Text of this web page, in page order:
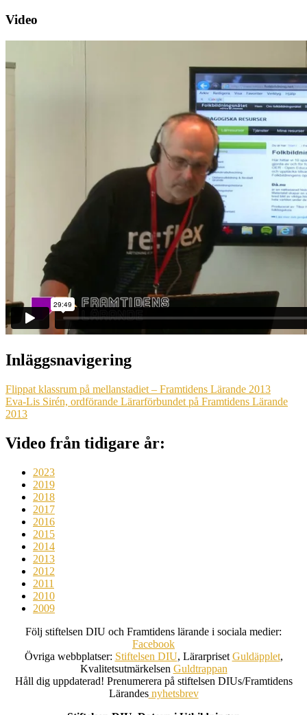
Video
Inläggsnavigering
Flippat klassrum på mellanstadiet – Framtidens Lärande 2013
Eva-Lis Sirén, ordförande Lärarförbundet på Framtidens Lärande
2013
Video från tidigare år:
2023
2019
2018
2017
2016
2015
2014
2013
2012
2011
2010
2009
Följ stiftelsen DIU och Framtidens lärande i sociala medier:
Facebook
Övriga webbplatser: Stiftelsen DIU, Lärarpriset Guldäpplet,
Kvalitetsutmärkelsen Guldtrappan
Håll dig uppdaterad! Prenumerera på stiftelsen DIUs/Framtidens
Lärandesnyhetsbrev